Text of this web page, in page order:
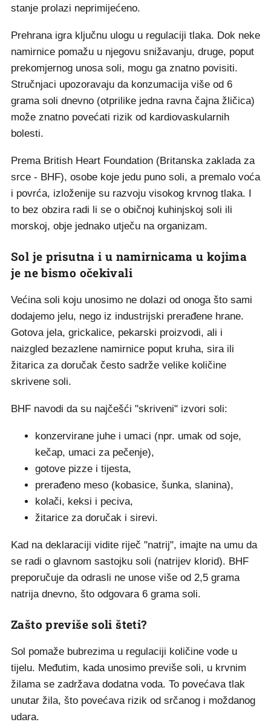
stanje prolazi neprimijećeno.
Prehrana igra ključnu ulogu u regulaciji tlaka. Dok neke
namirnice pomažu u njegovu snižavanju, druge, poput
prekomjernog unosa soli, mogu ga znatno povisiti.
Stručnjaci upozoravaju da konzumacija više od 6
grama soli dnevno (otprilike jedna ravna čajna žličica)
može znatno povećati rizik od kardiovaskularnih
bolesti.
Prema British Heart Foundation (Britanska zaklada za
srce - BHF), osobe koje jedu puno soli, a premalo voća
i povrća, izloženije su razvoju visokog krvnog tlaka. I
to bez obzira radi li se o običnoj kuhinjskoj soli ili
morskoj, obje jednako utječu na organizam.
Sol je prisutna i u namirnicama u kojima
je ne bismo očekivali
Većina soli koju unosimo ne dolazi od onoga što sami
dodajemo jelu, nego iz industrijski prerađene hrane.
Gotova jela, grickalice, pekarski proizvodi, ali i
naizgled bezazlene namirnice poput kruha, sira ili
žitarica za doručak često sadrže velike količine
skrivene soli.
BHF navodi da su najčešći "skriveni" izvori soli:
konzervirane juhe i umaci (npr. umak od soje,
kečap, umaci za pečenje),
gotove pizze i tijesta,
prerađeno meso (kobasice, šunka, slanina),
kolači, keksi i peciva,
žitarice za doručak i sirevi.
Kad na deklaraciji vidite riječ "natrij", imajte na umu da
se radi o glavnom sastojku soli (natrijev klorid). BHF
preporučuje da odrasli ne unose više od 2,5 grama
natrija dnevno, što odgovara 6 grama soli.
Zašto previše soli šteti?
Sol pomaže bubrezima u regulaciji količine vode u
tijelu. Međutim, kada unosimo previše soli, u krvnim
žilama se zadržava dodatna voda. To povećava tlak
unutar žila, što povećava rizik od srčanog i moždanog
udara.